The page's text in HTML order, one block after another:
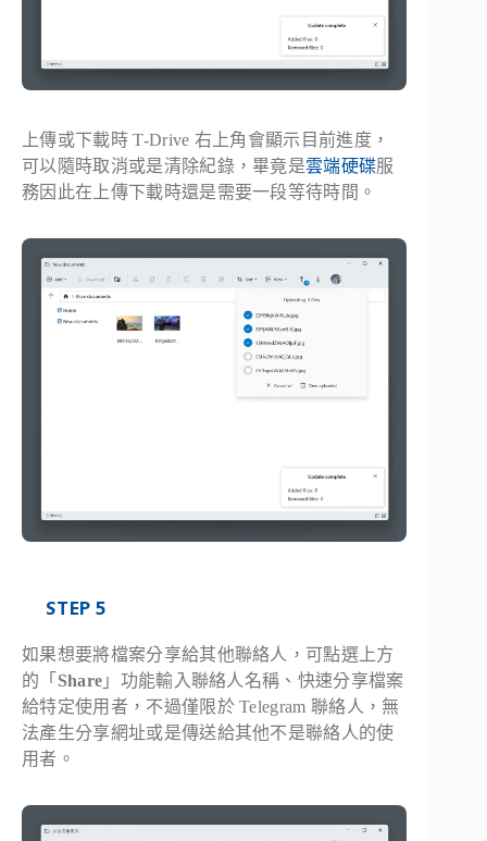
上傳或下載時 T-Drive 右上角會顯示目前進度，
可以隨時取消或是清除紀錄，畢竟是雲端硬碟服
務因此在上傳下載時還是需要一段等待時間。
STEP 5
如果想要將檔案分享給其他聯絡人，可點選上方
的「 Share 」功能輸入聯絡人名稱、快速分享檔案
給特定使用者，不過僅限於 Telegram 聯絡人，無
法產生分享網址或是傳送給其他不是聯絡人的使
用者。